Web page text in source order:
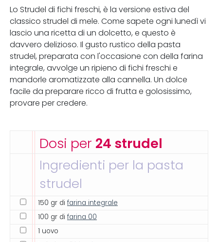
Lo Strudel di fichi freschi, è la versione estiva del
classico strudel di mele. Come sapete ogni lunedì vi
lascio una ricetta di un dolcetto, e questo è
davvero delizioso. Il gusto rustico della pasta
strudel, preparata con l'occasione con della farina
integrale, avvolge un ripieno di fichi freschi e
mandorle aromatizzate alla cannella. Un dolce
facile da preparare ricco di frutta e golosissimo,
provare per credere.
Dosi per 24 strudel
Ingredienti per la pasta
strudel
150 gr di farina integrale
100 gr di farina 00
1 uovo